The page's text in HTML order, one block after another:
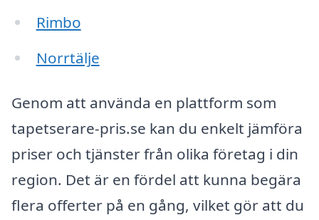
Rimbo
Norrtälje
Genom att använda en plattform som
tapetserare-pris.se kan du enkelt jämföra
priser och tjänster från olika företag i din
region. Det är en fördel att kunna begära
flera offerter på en gång, vilket gör att du